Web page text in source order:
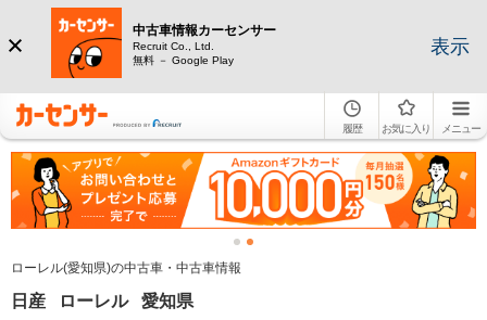
中古車情報カーセンサー
Recruit Co., Ltd.
無料 － Google Play
表示
履歴 お気に入り メニュー
ローレル(愛知県)の中古車・中古車情報
日産 ローレル 愛知県